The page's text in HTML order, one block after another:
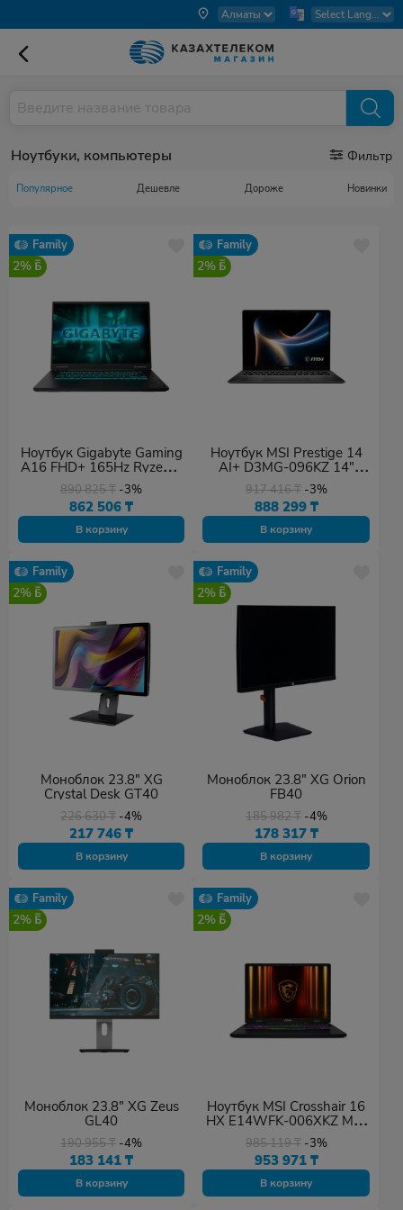
Ноутбуки, компьютеры Фильтр
Популярное Дешевле Дороже Новинки
Family
2%
Ноутбук Gigabyte Gaming
A16 FHD+ 165Hz Ryzen 7
260 16GB 1TB RTX5060
DOS
890 825₸ -3%
862 506₸
В корзину
Family
2%
Ноутбук MSI Prestige 14
AI+ D3MG-096KZ 14"
FHD+ 60Hz Ultra 7 355
32GB 1TB Win 11
917 416₸ -3%
888 299 ₸
В корзину
Family
2%
Моноблок 23.8" XG
Crystal Desk GT40
226 630₸ -4%
217 746₸
В корзину
Family
2%
Моноблок 23.8" XG Orion
FB40
185 982₸ -4%
178 317 ₸
В корзину
Family
2%
Моноблок 23.8" XG Zeus
GL40
190 955₸ -4%
183 141₸
В корзину
Family
2%
Ноутбук MSI Crosshair 16
HX E14WFK-006XKZ MS-
2653 16" QHD 240Hz Core
i7-14650HX 16GB 1TB
RTX5060 DOS
985 119₸ -3%
953 971 ₸
В корзину